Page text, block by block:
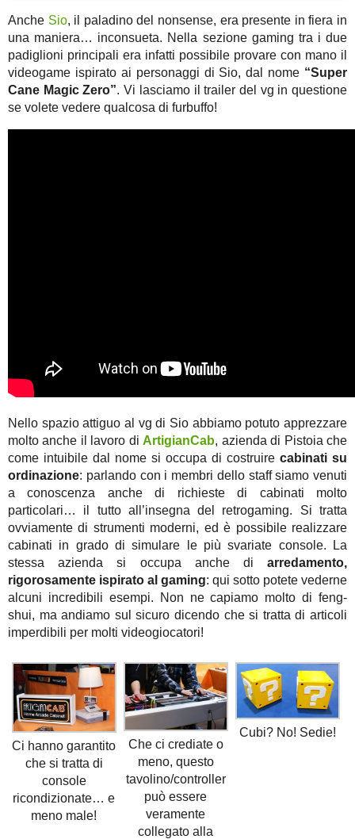
Anche Sio, il paladino del nonsense, era presente in fiera in
una maniera… inconsueta. Nella sezione gaming tra i due
padiglioni principali era infatti possibile provare con mano il
videogame ispirato ai personaggi di Sio, dal nome “Super
Cane Magic Zero”. Vi lasciamo il trailer del vg in questione
se volete vedere qualcosa di furbuffo!
Nello spazio attiguo al vg di Sio abbiamo potuto apprezzare
molto anche il lavoro diArtigianCab, azienda di Pistoia che
come intuibile dal nome si occupa di costruire cabinati su
ordinazione: parlando con i membri dello staff siamo venuti
a conoscenza anche di richieste di cabinati molto
particolari… il tutto all’insegna del retrogaming. Si tratta
ovviamente di strumenti moderni, ed è possibile realizzare
cabinati in grado di simulare le più svariate console. La
stessa azienda si occupa anche di arredamento,
rigorosamente ispirato al gaming: qui sotto potete vederne
alcuni incredibili esempi. Non ne capiamo molto di feng-
shui, ma andiamo sul sicuro dicendo che si tratta di articoli
imperdibili per molti videogiocatori!
Ci hanno garantito
che si tratta di
console
ricondizionate… e
meno male!
Che ci crediate o
meno, questo
tavolino/controller
può essere
veramente
collegato alla
Cubi? No! Sedie!